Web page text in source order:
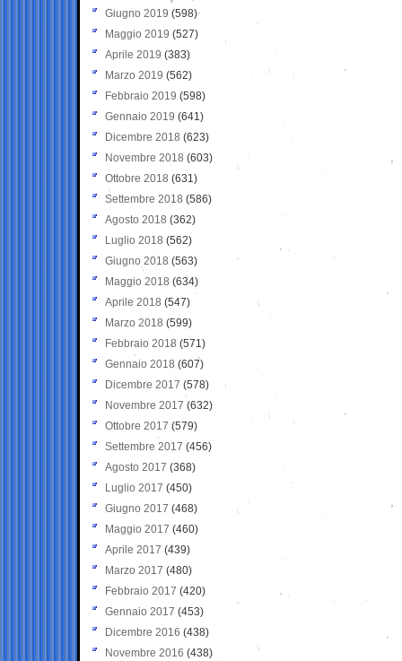
Giugno 2019 (598)
Maggio 2019 (527)
Aprile 2019 (383)
Marzo 2019 (562)
Febbraio 2019 (598)
Gennaio 2019 (641)
Dicembre 2018 (623)
Novembre 2018 (603)
Ottobre 2018 (631)
Settembre 2018 (586)
Agosto 2018 (362)
Luglio 2018 (562)
Giugno 2018 (563)
Maggio 2018 (634)
Aprile 2018 (547)
Marzo 2018 (599)
Febbraio 2018 (571)
Gennaio 2018 (607)
Dicembre 2017 (578)
Novembre 2017 (632)
Ottobre 2017 (579)
Settembre 2017 (456)
Agosto 2017 (368)
Luglio 2017 (450)
Giugno 2017 (468)
Maggio 2017 (460)
Aprile 2017 (439)
Marzo 2017 (480)
Febbraio 2017 (420)
Gennaio 2017 (453)
Dicembre 2016 (438)
Novembre 2016 (438)